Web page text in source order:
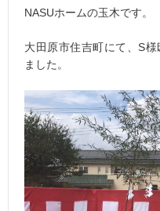
NASUホームの玉木です。
大田原市住吉町にて、S
ました。